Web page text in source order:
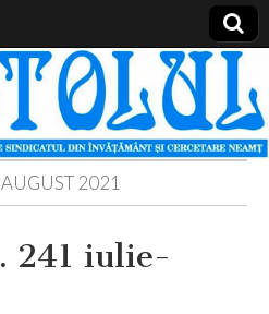
2021
241 iulie-